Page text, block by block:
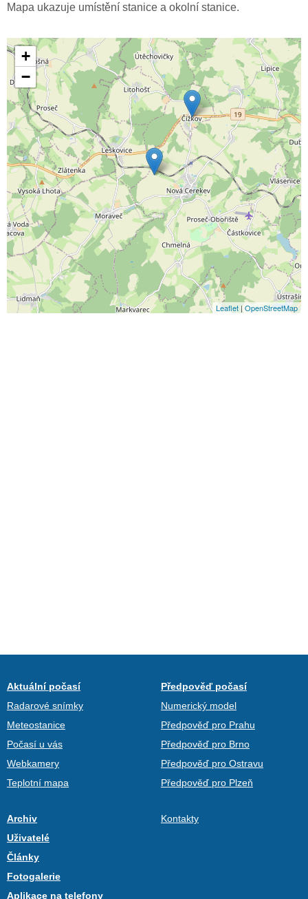
Mapa ukazuje umístění stanice a okolní stanice.
+
−
Leaflet | OpenStreetMap
Aktuální počasí
Radarové snímky
Meteostanice
Počasí u vás
Webkamery
Teplotní mapa
Předpověď počasí
Numerický model
Předpověď pro Prahu
Předpověď pro Brno
Předpověď pro Ostravu
Předpověď pro Plzeň
Archiv
Uživatelé
Články
Fotogalerie
Aplikace na telefony
Kontakty